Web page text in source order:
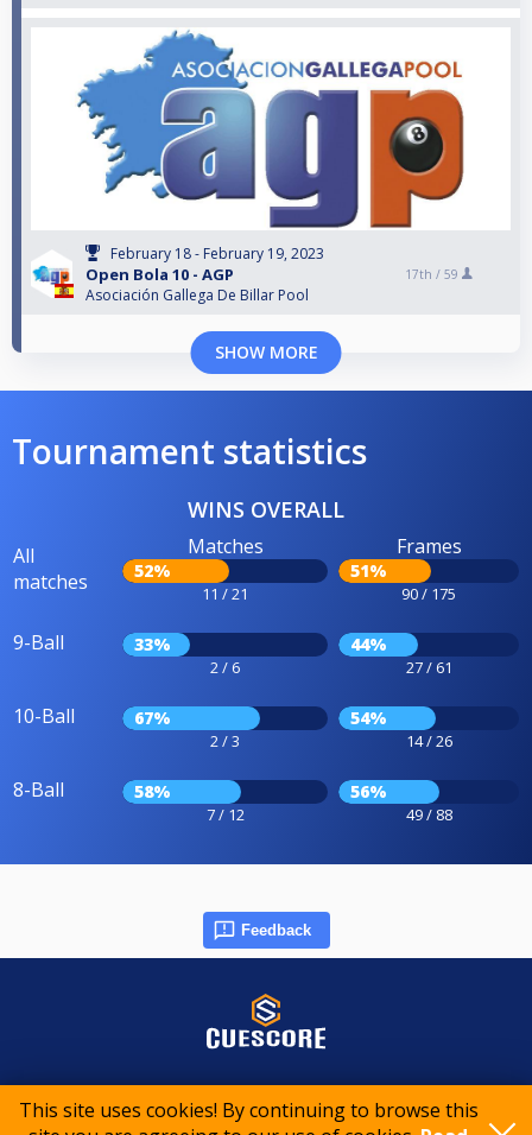
This site uses cookies! By continuing to browse this
February 18 - February 19, 2023
Open Bola 10 - AGP
Asociación Gallega De Billar Pool
17th / 59
SHOW MORE
Tournament statistics
WINS OVERALL
All
matches
Matches
52%
11 / 21
Frames
51%
90 / 175
9-Ball 33%
2 / 6
44%
27 / 61
10-Ball 67%
2 / 3
54%
14 / 26
8-Ball 58%
7 / 12
56%
49 / 88
Feedback
© 2015-2026 CueScore International